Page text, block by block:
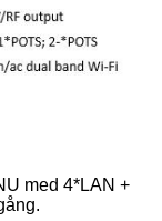
med 4*LAN +